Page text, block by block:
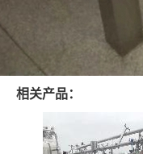
相关产品：